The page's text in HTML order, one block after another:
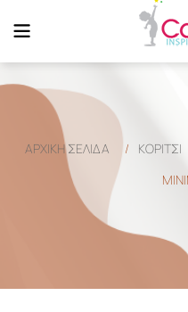
ΑΡΧΙΚΉ ΣΕΛΊΔΑ / ΚΟΡΙΤΣΙ